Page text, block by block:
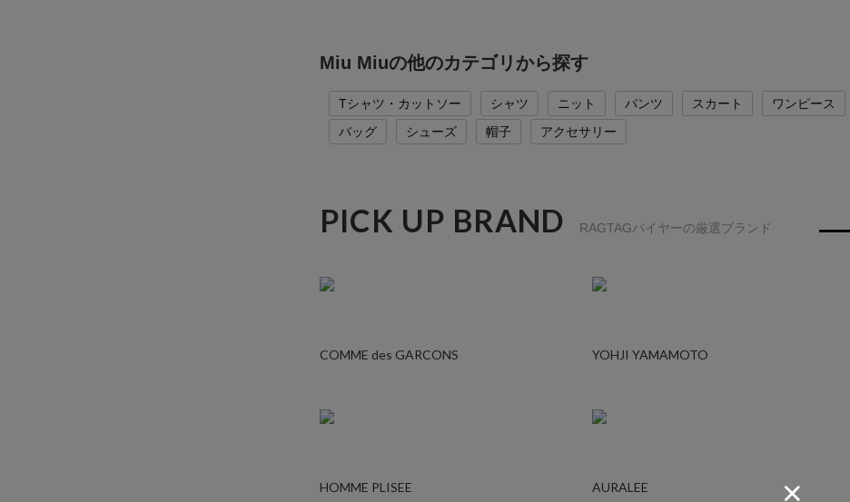
Miu Miuの他のカテゴリから探す
Tシャツ・カットソー シャツ ニット パンツ スカート ワンピース
バッグ
シューズ 帽子 アクセサリー
PICK UP BRAND RAGTAGバイヤーの厳選ブランド
COMME des GARCONS YOHJI YAMAMOTO
HOMME PLISEE AURALEE